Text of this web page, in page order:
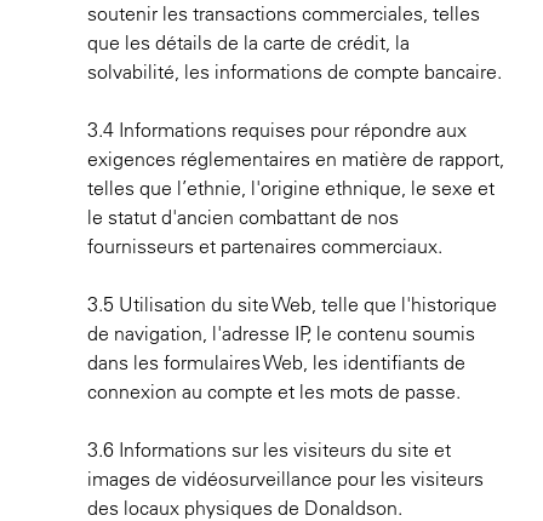
soutenir les transactions commerciales, telles
que les détails de la carte de crédit, la
solvabilité, les informations de compte bancaire.
3.4 Informations requises pour répondre aux
exigences réglementaires en matière de rapport,
telles que l’ethnie, l'origine ethnique, le sexe et
le statut d'ancien combattant de nos
fournisseurs et partenaires commerciaux.
3.5 Utilisation du site Web, telle que l'historique
de navigation, l'adresse IP, le contenu soumis
dans les formulaires Web, les identifiants de
connexion au compte et les mots de passe.
3.6 Informations sur les visiteurs du site et
images de vidéosurveillance pour les visiteurs
des locaux physiques de Donaldson.